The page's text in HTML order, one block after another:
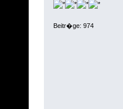
Beitr�ge: 974